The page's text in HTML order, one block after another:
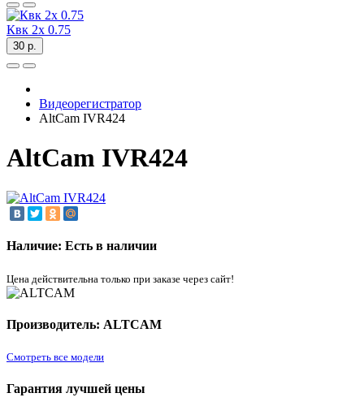
Квк 2х 0.75
30 р.
Видеорегистратор
AltCam IVR424
AltCam IVR424
Наличие: Есть в наличии
Цена действительна только при заказе через сайт!
Производитель: ALTCAM
Смотреть все модели
Гарантия лучшей цены